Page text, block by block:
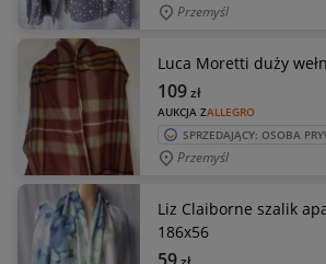
Przemyśl
Luca Moretti duży
AUKCJA ZALLEGRO
109zł
SPRZEDAJĄCY: OSOBA
Przemyśl
Liz Claiborne szalik
186x56